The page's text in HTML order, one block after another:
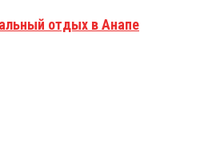
отдых в Анапе